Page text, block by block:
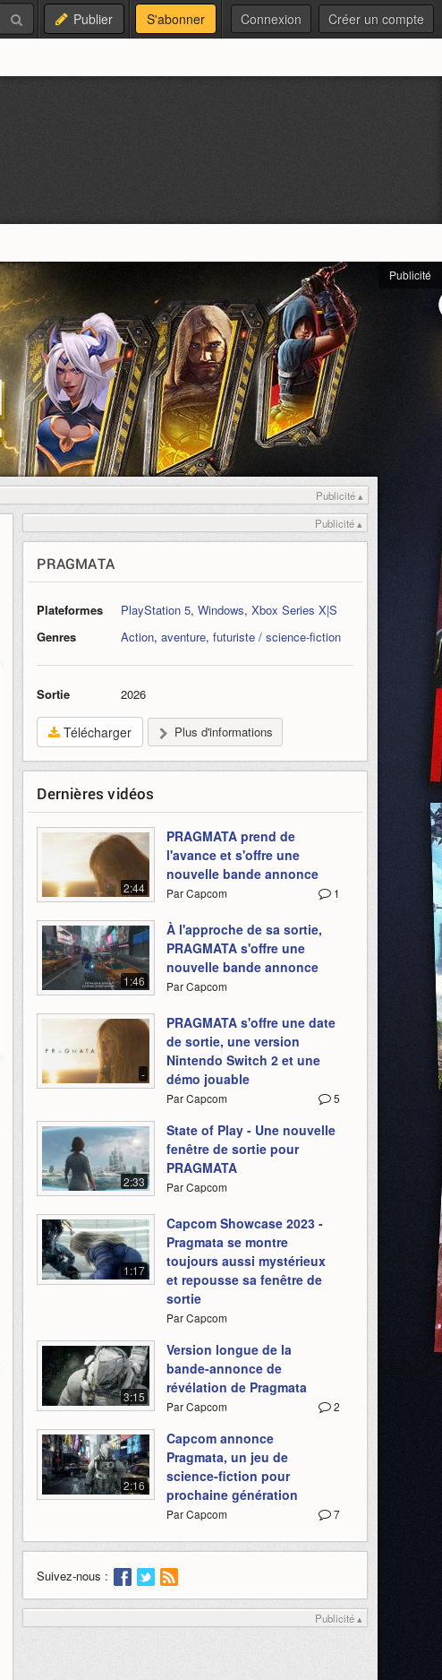
Publier S'abonner Connexion Créer un compte
Publicité
Publicité ▴
Publicité ▴
PRAGMATA
Plateformes PlayStation 5,Windows,Xbox Series X|S
Genres
Action,aventure,futuriste / science-fiction
Sortie 2026
Télécharger Plus d'informations
Dernières vidéos
2:44
PRAGMATA prend de
l'avance et s'offre une
nouvelle bande annonce
1
Par Capcom
1:46
À l'approche de sa sortie,
PRAGMATA s'offre une
nouvelle bande annonce
Par Capcom
-
PRAGMATA s'offre une date
de sortie, une version
Nintendo Switch 2 et une
démo jouable
5
Par Capcom
2:33
State of Play - Une nouvelle
fenêtre de sortie pour
PRAGMATA
Par Capcom
1:17
Capcom Showcase 2023 -
Pragmata se montre
toujours aussi mystérieux
et repousse sa fenêtre de
sortie
Par Capcom
3:15
Version longue de la
bande-annonce de
révélation de Pragmata
2
Par Capcom
2:16
Capcom annonce
Pragmata, un jeu de
science-fiction pour
prochaine génération
7
Par Capcom
Suivez-nous :
Publicité ▴